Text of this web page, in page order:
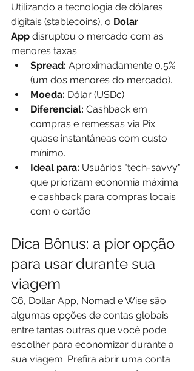
Utilizando a tecnologia de dólares
digitais (stablecoins), o Dolar
App disruptou o mercado com as
menores taxas.
Spread: Aproximadamente 0,5%
(um dos menores do mercado).
Moeda: Dólar (USDc).
Diferencial: Cashback em
compras e remessas via Pix
quase instantâneas com custo
mínimo.
Ideal para: Usuários "tech-savvy"
que priorizam economia máxima
e cashback para compras locais
com o cartão.
Dica Bônus: a pior opção
para usar durante sua
viagem
C6, Dollar App, Nomad e Wise são
algumas opções de contas globais
entre tantas outras que você pode
escolher para economizar durante a
sua viagem. Prefira abrir uma conta